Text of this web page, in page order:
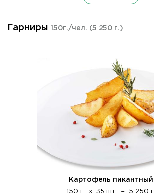
Гарниры 150г./чел. (5 250 г.)
Картофель пикантный
150 г. x 35 шт. = 5 250 г.